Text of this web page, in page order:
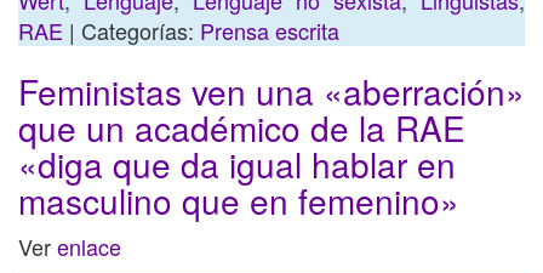
RAE | Categorías: Prensa escrita
Feministas ven una «aberración»
que un académico de la RAE
«diga que da igual hablar en
masculino que en femenino»
Verenlace